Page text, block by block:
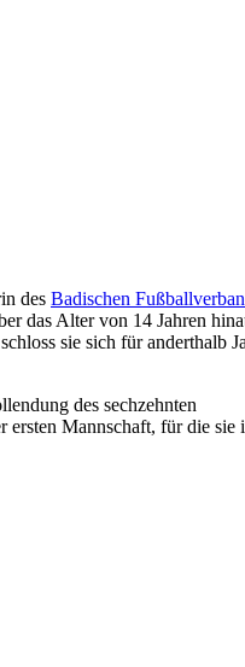
des Badischen
das Alter von 14 Jahren
sie sich für anderthalb
des sechzehnten
ersten Mannschaft, für die sie